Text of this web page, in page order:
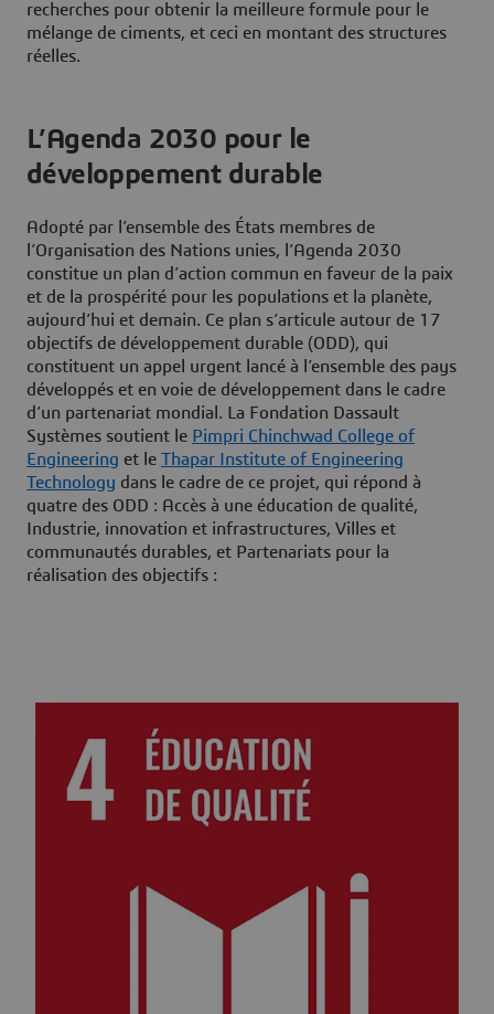
recherches pour obtenir la meilleure formule pour le
mélange de ciments, et ceci en montant des structures
réelles.
L’Agenda 2030 pour le
développement durable
Adopté par l’ensemble des États membres de
l’Organisation des Nations unies, l’Agenda 2030
constitue un plan d’action commun en faveur de la paix
et de la prospérité pour les populations et la planète,
aujourd’hui et demain. Ce plan s’articule autour de 17
objectifs de développement durable (ODD), qui
constituent un appel urgent lancé à l’ensemble des pays
développés et en voie de développement dans le cadre
d’un partenariat mondial. La Fondation Dassault
Systèmes soutient le Pimpri Chinchwad College of
Engineering et le Thapar Institute of Engineering
Technology dans le cadre de ce projet, qui répond à
quatre des ODD : Accès à une éducation de qualité,
Industrie, innovation et infrastructures, Villes et
communautés durables, et Partenariats pour la
réalisation des objectifs :